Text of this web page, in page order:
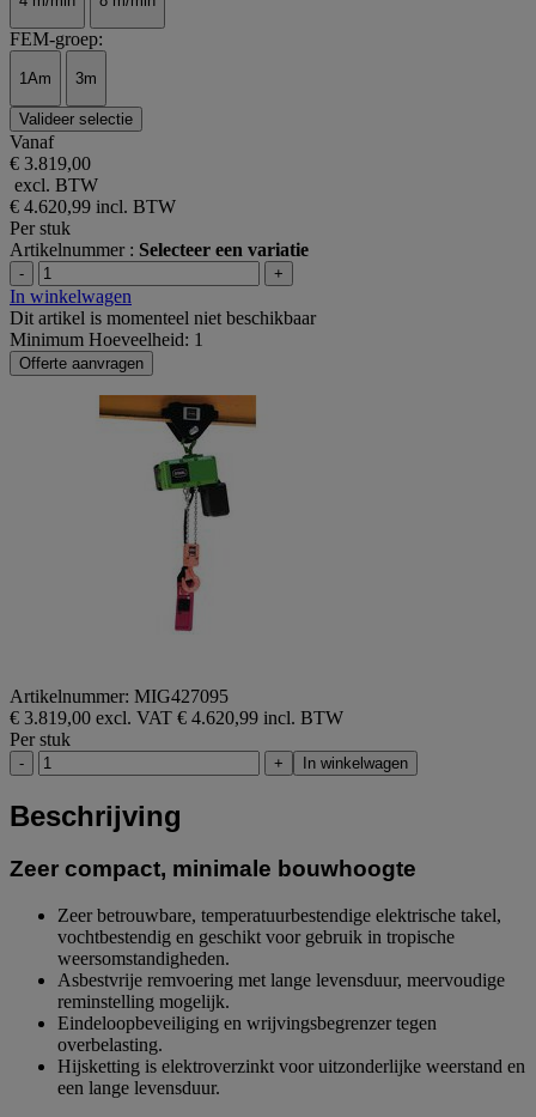
FEM-groep:
1Am 3m
Valideer selectie
Vanaf
€ 3.819,00
excl. BTW
€ 4.620,99 incl. BTW
Per stuk
Artikelnummer : Selecteer een variatie
- +
In winkelwagen
Dit artikel is momenteel niet beschikbaar
Minimum Hoeveelheid: 1
Offerte aanvragen
Artikelnummer: MIG427095
€ 3.819,00 excl. VAT € 4.620,99 incl. BTW
Per stuk
- + In winkelwagen
Beschrijving
Zeer compact, minimale bouwhoogte
Zeer betrouwbare, temperatuurbestendige elektrische takel,
vochtbestendig en geschikt voor gebruik in tropische
weersomstandigheden.
Asbestvrije remvoering met lange levensduur, meervoudige
reminstelling mogelijk.
Eindeloopbeveiliging en wrijvingsbegrenzer tegen
overbelasting.
Hijsketting is elektroverzinkt voor uitzonderlijke weerstand en
een lange levensduur.